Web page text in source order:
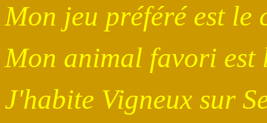
Mon jeu préféré est le
Mon animal favori est
J'habite Vigneux sur